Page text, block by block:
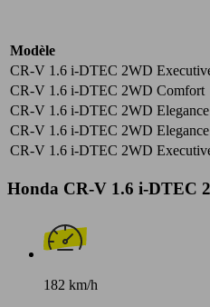
Modèle
CR-V 1.6 i-DTEC 2WD
CR-V 1.6 i-DTEC 2WD Comfort
CR-V 1.6 i-DTEC 2WD Elegance
CR-V 1.6 i-DTEC 2WD
CR-V 1.6 i-DTEC 2WD
Honda CR-V 1.6 i-DTEC
182 km/h